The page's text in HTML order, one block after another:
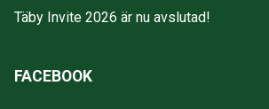
Täby Invite 2026 är nu avslutad!
FACEBOOK